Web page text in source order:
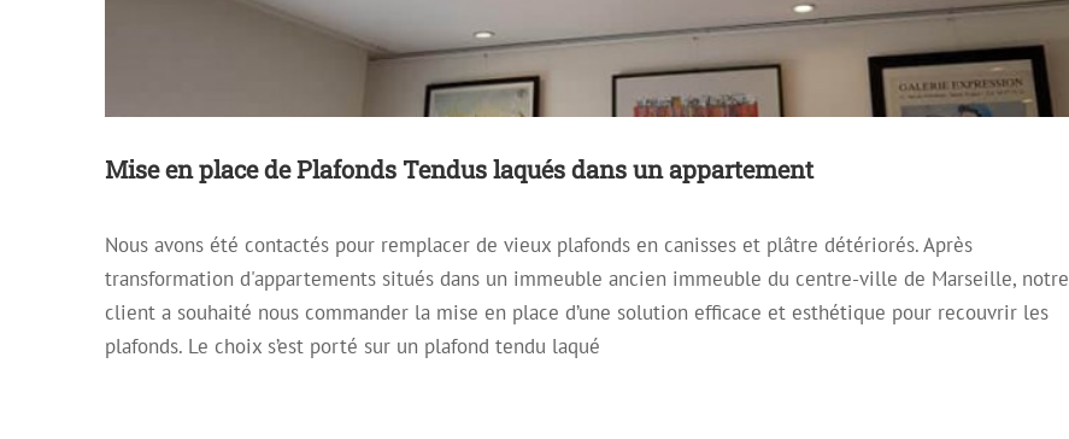
Mise en place de Plafonds Tendus laqués dans un appartement
Nous avons été contactés pour remplacer de vieux plafonds en canisses et plâtre détériorés. Après
transformation d'appartements situés dans un immeuble ancien immeuble du centre-ville de Marseille, notre
client a souhaité nous commander la mise en place d’une solution efficace et esthétique pour recouvrir les
plafonds. Le choix s’est porté sur un plafond tendu laqué
Installation d’un plafond tendu avec LEDS
Archive Plafond décoratif Plafond Mirroir Plafond Tendu Plafond Tendu Laqué